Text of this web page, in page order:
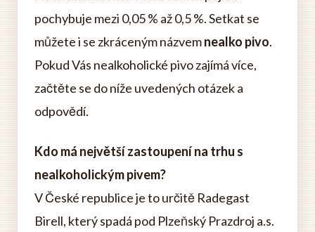
pochybuje mezi 0,05 % až 0,5 %. Setkat se
můžete i se zkráceným názvemnealko pivo.
Pokud Vás nealkoholické pivo zajímá více,
začtěte se do níže uvedených otázek a
odpovědí.
Kdo má největší zastoupení na trhu s
nealkoholickým pivem?
V České republice je to určitě Radegast
Birell, který spadá pod Plzeňský Prazdroj a.s.